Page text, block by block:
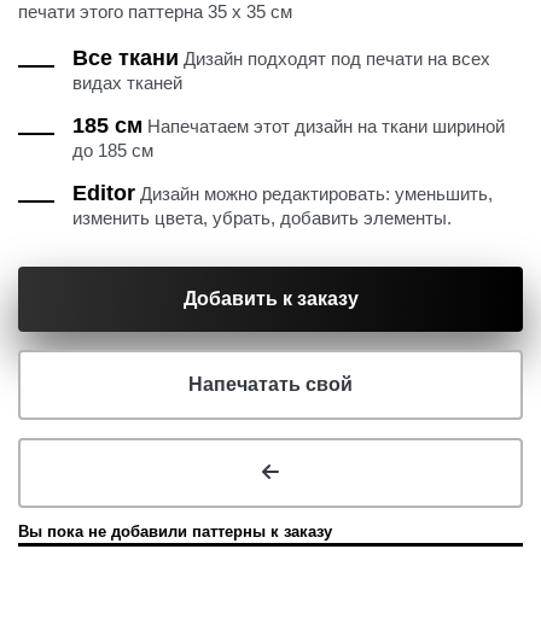
печати этого паттерна 35 х 35 см
Все ткани Дизайн подходят под печати на всех
видах тканей
185 см Напечатаем этот дизайн на ткани шириной
до 185 см
Editor Дизайн можно редактировать: уменьшить,
изменить цвета, убрать, добавить элементы.
Добавить к заказу
Напечатать свой
Вы пока не добавили паттерны к заказу